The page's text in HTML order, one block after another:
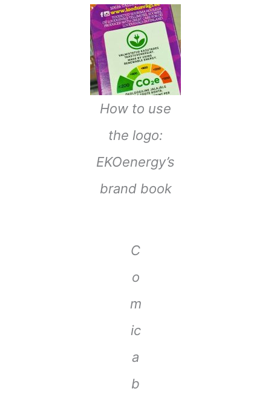
How to use
the logo:
EKOenergy’s
brand book
C
o
m
ic
a
b